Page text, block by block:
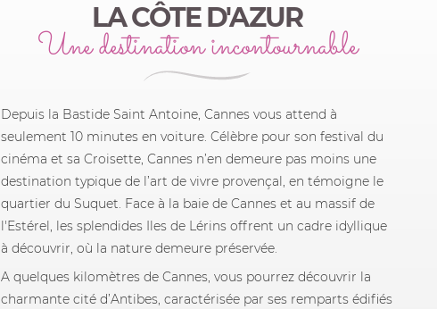
LA CÔTE D'AZUR
Une destination incontournable
Depuis la Bastide Saint Antoine, Cannes vous attend à
seulement 10 minutes en voiture. Célèbre pour son festival du
cinéma et sa Croisette, Cannes n’en demeure pas moins une
destination typique de l’art de vivre provençal, en témoigne le
quartier du Suquet. Face à la baie de Cannes et au massif de
l'Estérel, les splendides Iles de Lérins offrent un cadre idyllique
à découvrir, où la nature demeure préservée.
A quelques kilomètres de Cannes, vous pourrez découvrir la
charmante cité d’Antibes, caractérisée par ses remparts édifiés